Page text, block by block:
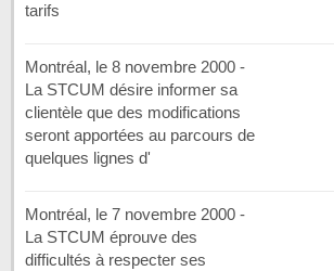
tarifs
Montréal, le 8 novembre 2000 -
La STCUM désire informer sa
clientèle que des modifications
seront apportées au parcours de
quelques lignes d'
Montréal, le 7 novembre 2000 -
La STCUM éprouve des
difficultés à respecter ses